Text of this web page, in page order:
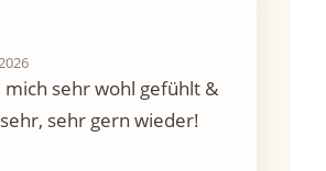
mich sehr wohl gefühlt &
sehr gern wieder!